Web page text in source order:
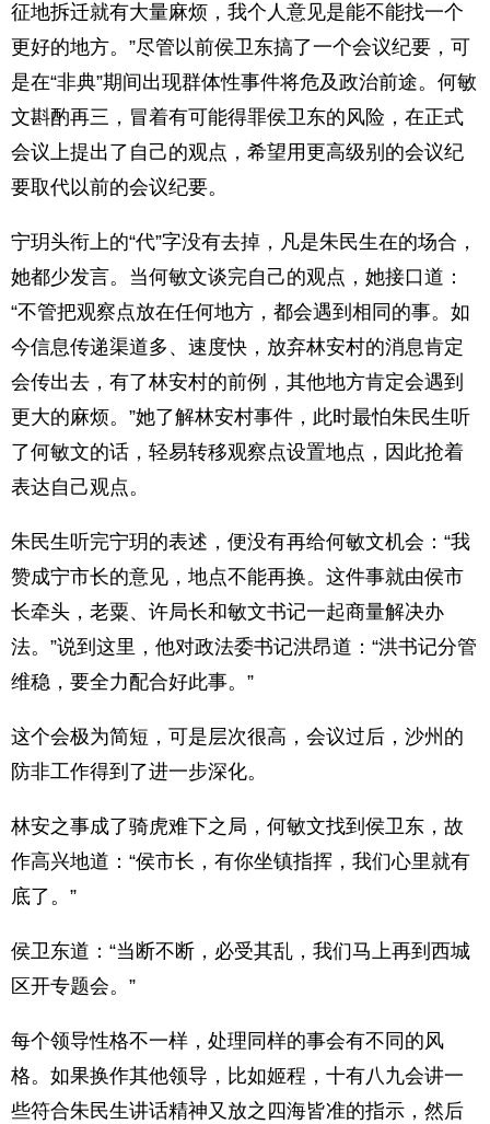
征地拆迁就有大量麻烦，我个人意见是能不能找一个
更好的地方。”尽管以前侯卫东搞了一个会议纪要，可
是在“非典”期间出现群体性事件将危及政治前途。何敏
文斟酌再三，冒着有可能得罪侯卫东的风险，在正式
会议上提出了自己的观点，希望用更高级别的会议纪
要取代以前的会议纪要。
宁玥头衔上的“代”字没有去掉，凡是朱民生在的场合，
她都少发言。当何敏文谈完自己的观点，她接口道：
“不管把观察点放在任何地方，都会遇到相同的事。如
今信息传递渠道多、速度快，放弃林安村的消息肯定
会传出去，有了林安村的前例，其他地方肯定会遇到
更大的麻烦。”她了解林安村事件，此时最怕朱民生听
了何敏文的话，轻易转移观察点设置地点，因此抢着
表达自己观点。
朱民生听完宁玥的表述，便没有再给何敏文机会：“我
赞成宁市长的意见，地点不能再换。这件事就由侯市
长牵头，老粟、许局长和敏文书记一起商量解决办
法。”说到这里，他对政法委书记洪昂道：“洪书记分管
维稳，要全力配合好此事。”
这个会极为简短，可是层次很高，会议过后，沙州的
防非工作得到了进一步深化。
林安之事成了骑虎难下之局，何敏文找到侯卫东，故
作高兴地道：“侯市长，有你坐镇指挥，我们心里就有
底了。”
侯卫东道：“当断不断，必受其乱，我们马上再到西城
区开专题会。”
每个领导性格不一样，处理同样的事会有不同的风
格。如果换作其他领导，比如姬程，十有八九会讲一
些符合朱民生讲话精神又放之四海皆准的指示，然后